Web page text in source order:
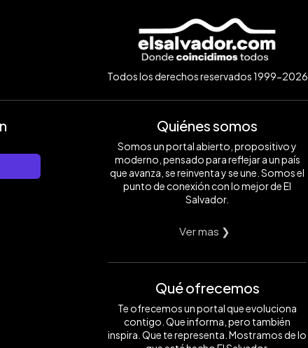
Todos los derechos reservados 1999-2026
Quiénes somos
Somos un portal abierto, propositivo y
moderno, pensado para reflejar a un país
que avanza, se reinventa y se une. Somos el
punto de conexión con lo mejor de El
Salvador.
Ver mas ❯
Qué ofrecemos
Te ofrecemos un portal que evoluciona
contigo. Que informa, pero también
inspira. Que te representa. Mostramos de lo